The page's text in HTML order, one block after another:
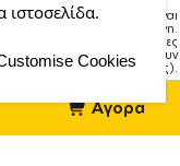
Η παράδοση στο courier είναι
εκτιμώμενη.
1–3 εργάσιμες
ημέρες (ενδέχεται να υπάρξουν
καθυστερήσεις).
Αγορά
Cookies